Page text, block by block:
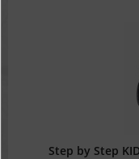
Step by Step